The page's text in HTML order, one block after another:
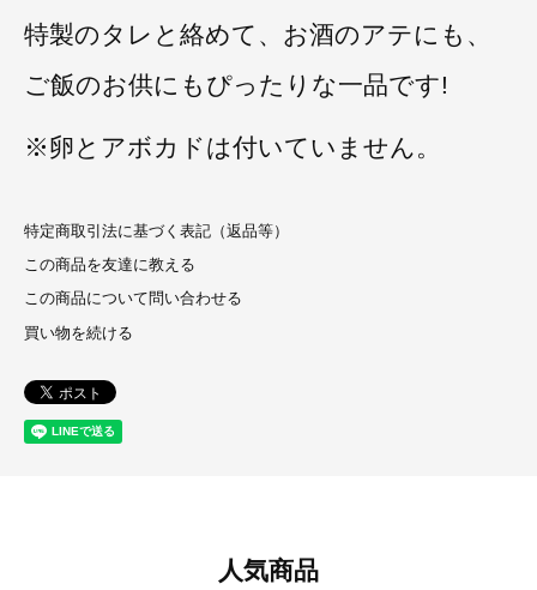
特製のタレと絡めて、お酒のアテにも、
ご飯のお供にもぴったりな一品です!
※卵とアボカドは付いていません。
特定商取引法に基づく表記（返品等）
この商品を友達に教える
この商品について問い合わせる
買い物を続ける
人気商品